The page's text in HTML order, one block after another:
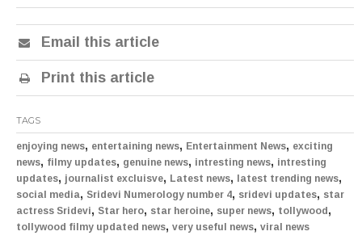
Email this article
Print this article
TAGS
enjoying news, entertaining news, Entertainment News, exciting
news, filmy updates, genuine news, intresting news, intresting
updates, journalist excluisve, Latest news, latest trending news,
social media, Sridevi Numerology number 4, sridevi updates, star
actress Sridevi, Star hero, star heroine, super news, tollywood,
tollywood filmy updated news, very useful news, viral news